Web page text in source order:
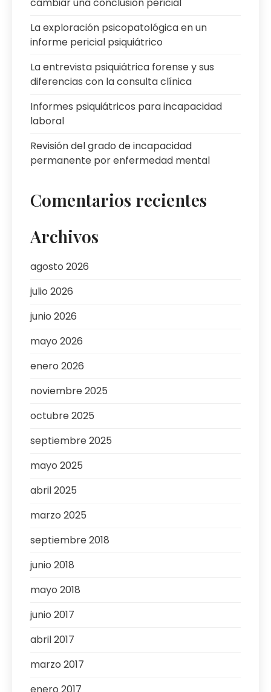
La exploración psicopatológica en un
informe pericial psiquiátrico
La entrevista psiquiátrica forense y sus
diferencias con la consulta clínica
Informes psiquiátricos para incapacidad
laboral
Revisión del grado de incapacidad
permanente por enfermedad mental
Comentarios recientes
Archivos
agosto 2026
julio 2026
junio 2026
mayo 2026
enero 2026
noviembre 2025
octubre 2025
septiembre 2025
mayo 2025
abril 2025
marzo 2025
septiembre 2018
junio 2018
mayo 2018
junio 2017
abril 2017
marzo 2017